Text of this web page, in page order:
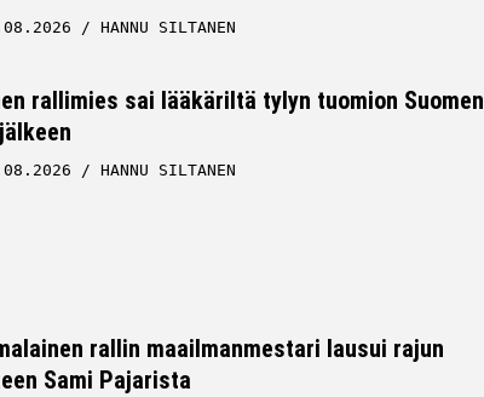
HANNU SILTANEN
rallimies sai lääkäriltä tylyn tuomion Suomen
HANNU SILTANEN
rallin maailmanmestari lausui rajun
Sami Pajarista